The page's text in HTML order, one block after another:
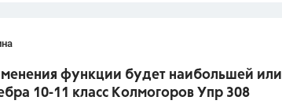
функции будет наибольшей или
10-11 класс Колмогоров Упр 308